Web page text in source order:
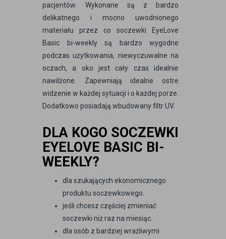
pacjentów. Wykonane są z bardzo
delikatnego i mocno uwodnionego
materiału przez co soczewki EyeLove
Basic bi-weekly są bardzo wygodne
podczas użytkowania, niewyczuwalne na
oczach, a oko jest cały czas idealnie
nawilżone. Zapewniają idealne ostre
widzenie w każdej sytuacji i o każdej porze.
Dodatkowo posiadają wbudowany filtr UV.
DLA KOGO SOCZEWKI
EYELOVE BASIC BI-
WEEKLY?
dla szukających ekonomicznego
produktu soczewkowego.
jeśli chcesz częściej zmieniać
soczewki niż raz na miesiąc.
dla osób z bardziej wrażliwymi